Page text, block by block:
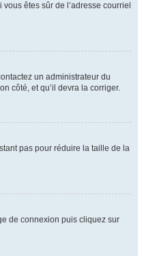
êtes sûr de l’adresse courriel
un administrateur du
côté, et qu’il devra la corriger.
pas pour réduire la taille de la
de connexion puis cliquez sur